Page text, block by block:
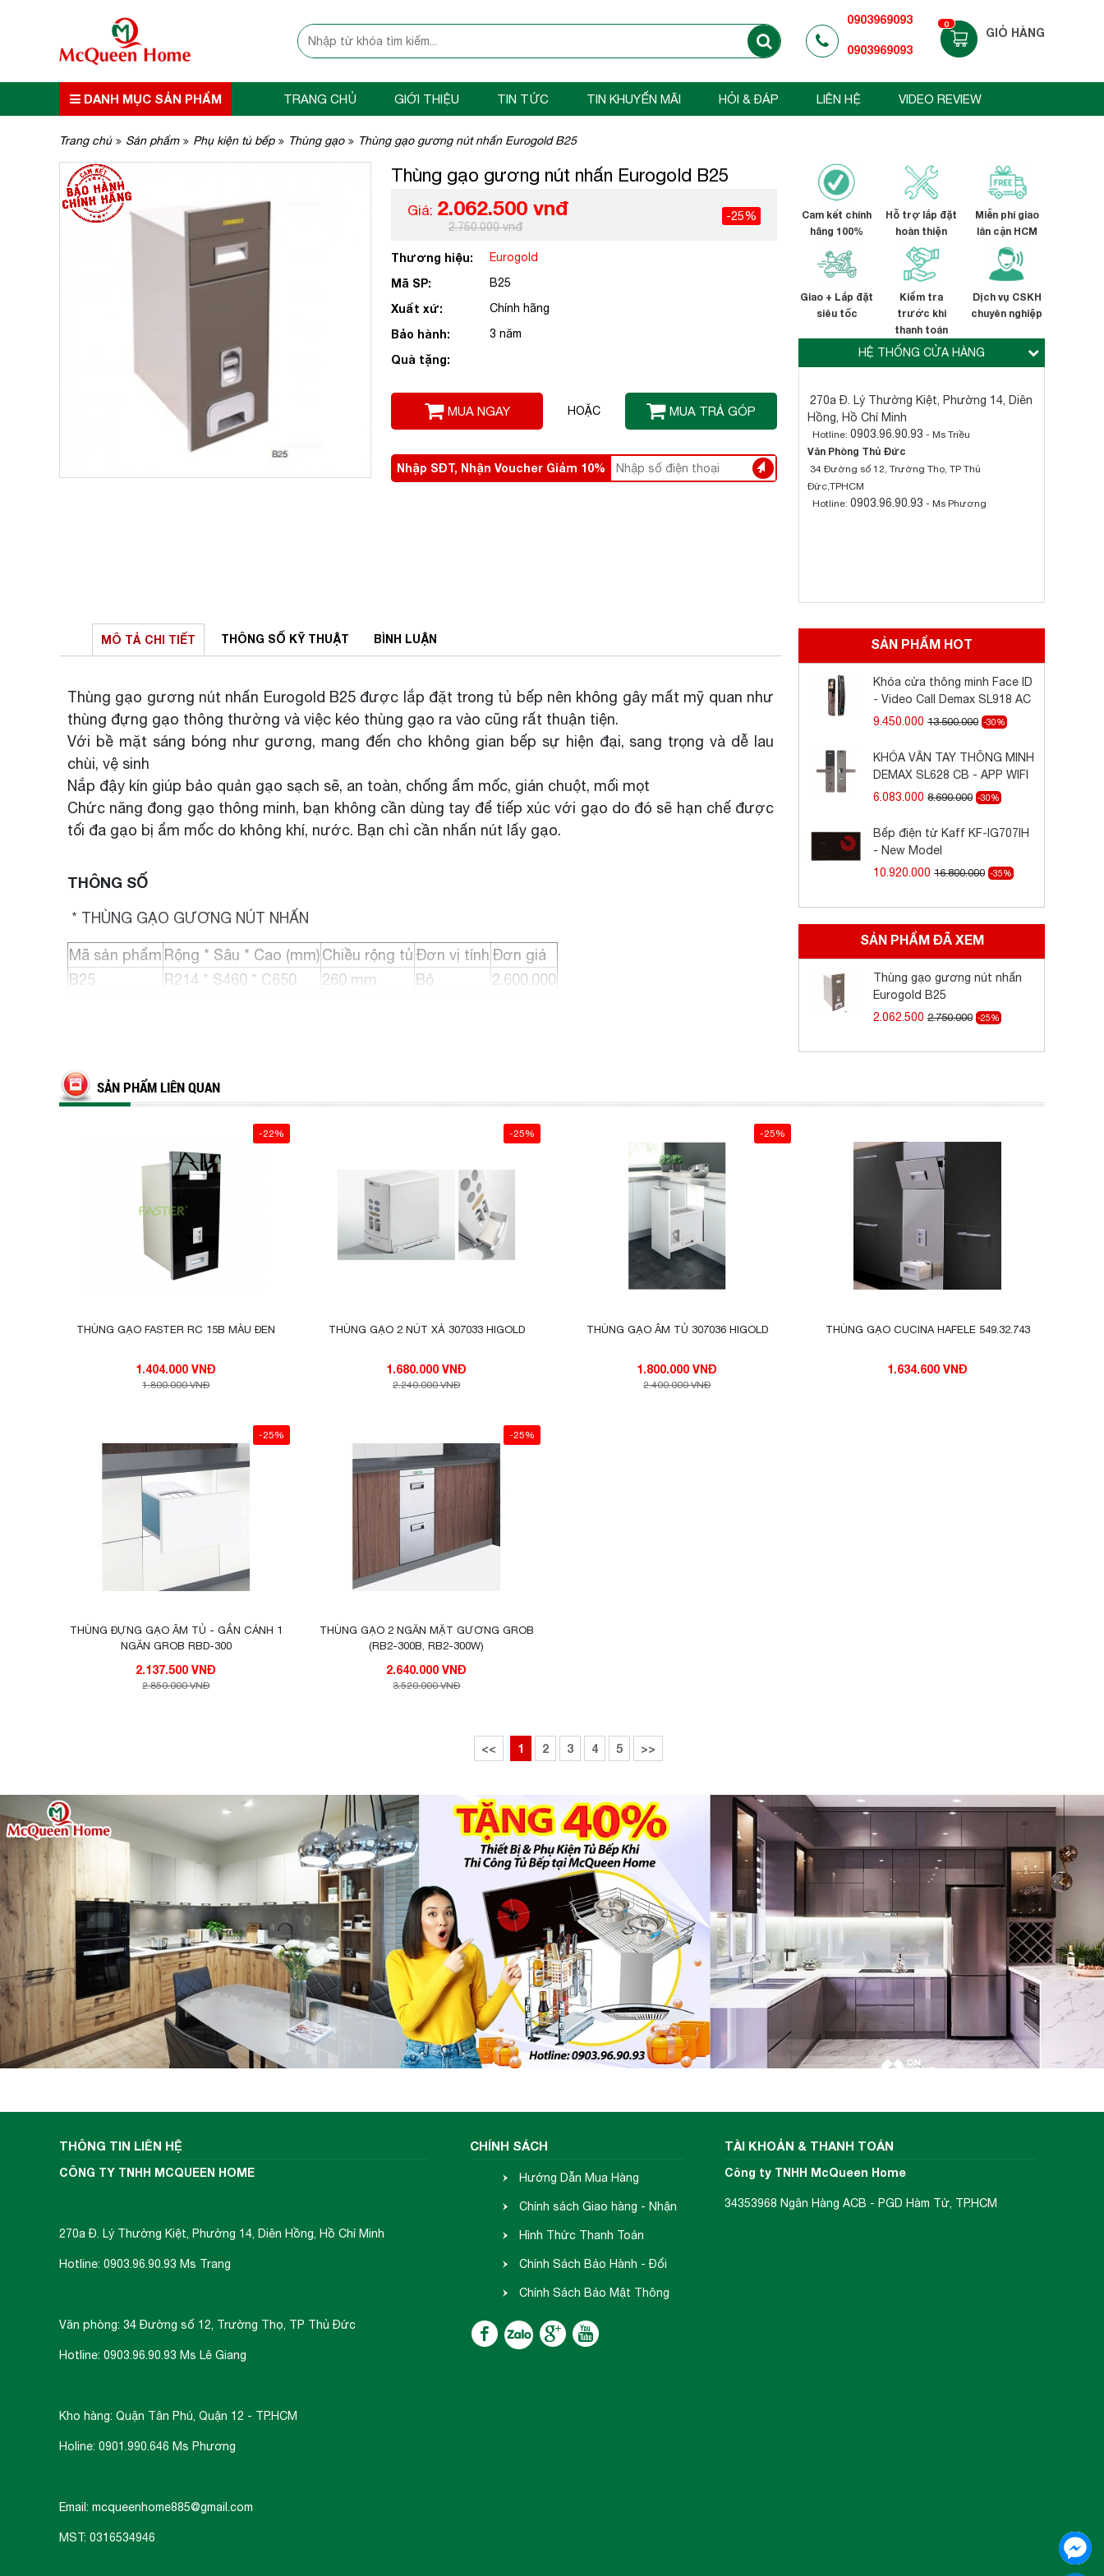
0903969093
0903969093
0
GIỎ HÀNG
DANH MỤC SẢN PHẨM TRANG CHỦ GIỚI THIỆU TIN TỨC TIN KHUYẾN MÃI HỎI & ĐÁP LIÊN HỆ VIDEO REVIEW
Trang chủ Sản phẩm Phụ kiện tủ bếp Thùng gạo Thùng gạo gương nút nhấn Eurogold B25
Thùng gạo gương nút nhấn Eurogold B25
Giá: 2.062.500 vnđ
2.750.000 vnđ
-25%
Thương hiệu: Eurogold
Mã SP: B25
Xuất xứ: Chính hãng
Bảo hành: 3 năm
Quà tặng:
MUA NGAY HOẶC MUA TRẢ GÓP
Nhập SĐT, Nhận Voucher Giảm 10%
Cam kết chính
hãng 100%
Hỗ trợ lắp đặt
hoàn thiện
Miễn phí giao
lân cận HCM
Giao + Lắp đặt
siêu tốc
Kiểm tra
trước khi
thanh toán
Dịch vụ CSKH
chuyên nghiệp
HỆ THỐNG CỬA HÀNG
270a Đ. Lý Thường Kiệt, Phường 14, Diên
Hồng, Hồ Chí Minh
Hotline: 0903.96.90.93 - Ms Triều
Văn Phòng Thủ Đức
34 Đường số 12, Trường Thọ, TP Thủ
Đức,TPHCM
Hotline: 0903.96.90.93 - Ms Phương
MÔ TẢ CHI TIẾT THÔNG SỐ KỸ THUẬT BÌNH LUẬN
Thùng gạo gương nút nhấn Eurogold B25 được lắp đặt trong tủ bếp nên không gây mất mỹ quan như
thùng đựng gạo thông thường và việc kéo thùng gạo ra vào cũng rất thuận tiện.
Với bề mặt sáng bóng như gương, mang đến cho không gian bếp sự hiện đại, sang trọng và dễ lau
chùi, vệ sinh
Nắp đậy kín giúp bảo quản gạo sạch sẽ, an toàn, chống ẩm mốc, gián chuột, mối mọt
Chức năng đong gạo thông minh, bạn không cần dùng tay để tiếp xúc với gạo do đó sẽ hạn chế được
tối đa gạo bị ẩm mốc do không khí, nước. Bạn chỉ cần nhấn nút lấy gạo.
THÔNG SỐ
* THÙNG GẠO GƯƠNG NÚT NHẤN
Mã sản phẩm Rộng * Sâu * Cao (mm)Chiều rộng tủ Đơn vị tính Đơn giá
B25
R214 * S460 * C650 260 mm Bộ 2.600.000
SẢN PHẨM HOT
Khóa cửa thông minh Face ID
- Video Call Demax SL918 AC
9.450.000 13.500.000 -30%
KHÓA VÂN TAY THÔNG MINH
DEMAX SL628 CB - APP WIFI
6.083.000 8.690.000 -30%
Bếp điện từ Kaff KF-IG707IH
- New Model
10.920.000 16.800.000 -35%
SẢN PHẨM ĐÃ XEM
Thùng gạo gương nút nhấn
Eurogold B25
2.062.500 2.750.000 -25%
SẢN PHẨM LIÊN QUAN
-22%
THÙNG GẠO FASTER RC 15B MÀU ĐEN
1.404.000 VNĐ
1.800.000 VNĐ
-25%
THÙNG GẠO 2 NÚT XẢ 307033 HIGOLD
1.680.000 VNĐ
2.240.000 VNĐ
-25%
THÙNG GẠO ÂM TỦ 307036 HIGOLD
1.800.000 VNĐ
2.400.000 VNĐ
THÙNG GẠO CUCINA HAFELE 549.32.743
1.634.600 VNĐ
-25%
THÙNG ĐỰNG GẠO ÂM TỦ - GẮN CÁNH 1
NGĂN GROB RBD-300
2.137.500 VNĐ
2.850.000 VNĐ
-25%
THÙNG GẠO 2 NGĂN MẶT GƯƠNG GROB
(RB2-300B, RB2-300W)
2.640.000 VNĐ
3.520.000 VNĐ
<< 1 2 3 4 5 >>
THÔNG TIN LIÊN HỆ
CÔNG TY TNHH MCQUEEN HOME
270a Đ. Lý Thường Kiệt, Phường 14, Diên Hồng, Hồ Chí Minh
Hotline: 0903.96.90.93 Ms Trang
Văn phòng: 34 Đường số 12, Trường Thọ, TP Thủ Đức
Hotline: 0903.96.90.93 Ms Lê Giang
Kho hàng: Quận Tân Phú, Quận 12 - TP.HCM
Holine: 0901.990.646 Ms Phương
Email: mcqueenhome885@gmail.com
MST: 0316534946
CHÍNH SÁCH
Hướng Dẫn Mua Hàng
Chính sách Giao hàng - Nhận
hàng
Hình Thức Thanh Toán
Chính Sách Bảo Hành - Đổi
Trả
Chính Sách Bảo Mật Thông
Tin
TÀI KHOẢN & THANH TOÁN
Công ty TNHH McQueen Home
34353968 Ngân Hàng ACB - PGD Hàm Tử, TP.HCM